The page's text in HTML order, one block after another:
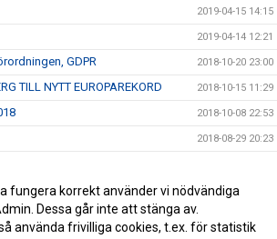
2019-04-15 14:15
2019-04-14 12:21
GDPR 2018-10-20 23:00
TILL NYTT EUROPAREKORD 2018-10-15 11:29
2018-10-08 22:53
2018-08-29 20:23
2016-09-06 14:13
2016-07-27 13:49
fungera korrekt använder vi nödvändiga
Dessa går inte att stänga av.
använda frivilliga cookies, t.ex. för statistik